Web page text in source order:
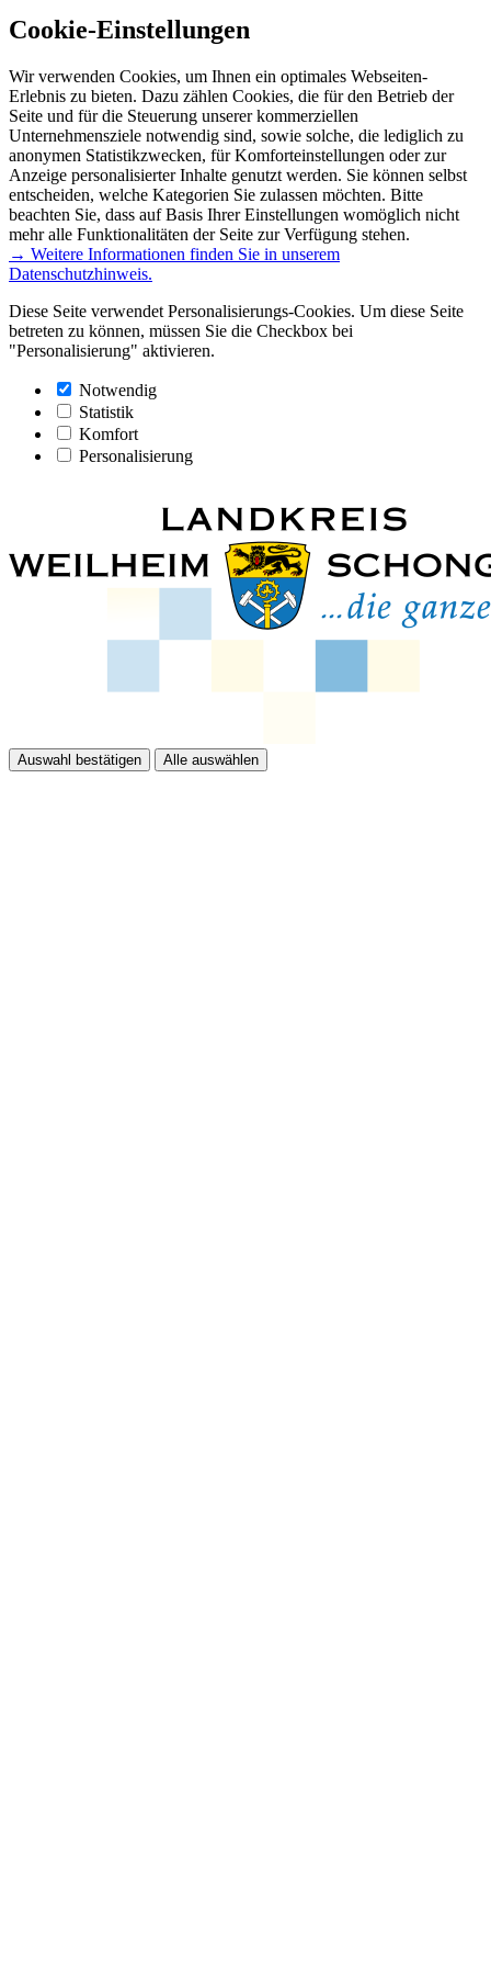
Cookie-Einstellungen
Wir verwenden Cookies, um Ihnen ein optimales Webseiten-
Erlebnis zu bieten. Dazu zählen Cookies, die für den Betrieb der
Seite und für die Steuerung unserer kommerziellen
Unternehmensziele notwendig sind, sowie solche, die lediglich zu
anonymen Statistikzwecken, für Komforteinstellungen oder zur
Anzeige personalisierter Inhalte genutzt werden. Sie können selbst
entscheiden, welche Kategorien Sie zulassen möchten. Bitte
beachten Sie, dass auf Basis Ihrer Einstellungen womöglich nicht
mehr alle Funktionalitäten der Seite zur Verfügung stehen.
→ Weitere Informationen finden Sie in unserem
Datenschutzhinweis.
Diese Seite verwendet Personalisierungs-Cookies. Um diese Seite
betreten zu können, müssen Sie die Checkbox bei
"Personalisierung" aktivieren.
Notwendig
Statistik
Komfort
Personalisierung
Auswahl bestätigen Alle auswählen